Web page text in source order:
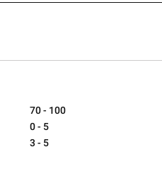
70 - 100
0 - 5
3 - 5